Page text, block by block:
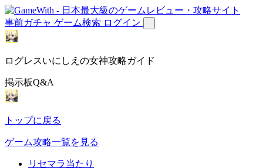
事前ガチャ ゲーム検索 ログイン
ログレスいにしえの女神攻略ガイド
掲示板Q&A
トップに戻る
ゲーム攻略一覧を見る
リセマラ当たり